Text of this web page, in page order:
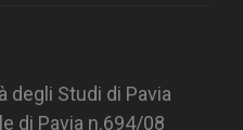
degli Studi di Pavia
di Pavia n.694/08